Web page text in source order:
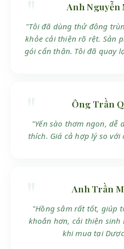
Anh Nguyễn
"Tôi đã dùng thử đông
khỏe cải thiện rõ rệt. Sản
gói cẩn thận. Tôi đã quay
Ông Trần
"Yến sào thơm ngon,
thích. Giá cả hợp lý so
Anh Trần
"Hồng sâm rất tốt, giúp
khoắn hơn, cải thiện sinh
khi mua tại